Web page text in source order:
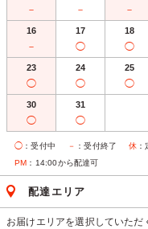
－ － －
16
－
17
◯
18
◯
23
◯
24
◯
25
◯
30
◯
31
◯
◯ ：受付中 － ：受付終了 休
PM ：14:00から配達可
配達エリア
お届けエリアを選択していただ